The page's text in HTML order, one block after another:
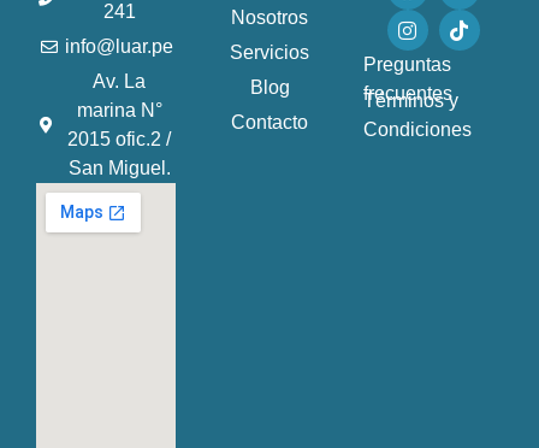
241
info@luar.pe
Av. La
marina N°
2015 ofic.2 /
San Miguel.
Nosotros
Servicios
Blog
Contacto
c
e
b
o
k
u
t
e
s
t
a
r
a
m
k
t
Preguntas
frecuentes
Términos y
Condiciones